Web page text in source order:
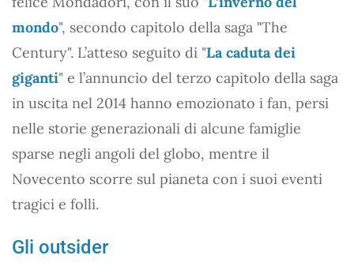
mondo", secondo capitolo della saga "The
Century". L’atteso seguito di "La caduta dei
giganti" e l’annuncio del terzo capitolo della saga
in uscita nel 2014 hanno emozionato i fan, persi
nelle storie generazionali di alcune famiglie
sparse negli angoli del globo, mentre il
Novecento scorre sul pianeta con i suoi eventi
tragici e folli.
Gli outsider